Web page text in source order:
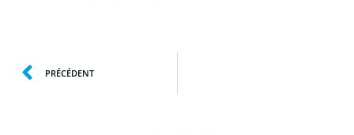
PRÉCÉDENT